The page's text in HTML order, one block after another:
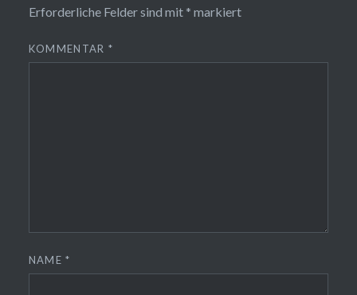
Erforderliche Felder sind mit * markiert
KOMMENTAR *
NAME*